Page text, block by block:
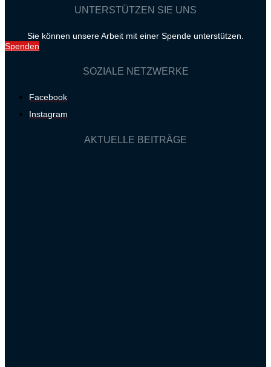
UNTERSTÜTZEN SIE UNS
Sie können unsere Arbeit mit einer Spende unterstützen.
Spenden
SOZIALE NETZWERKE
Facebook
Instagram
AKTUELLE BEITRÄGE